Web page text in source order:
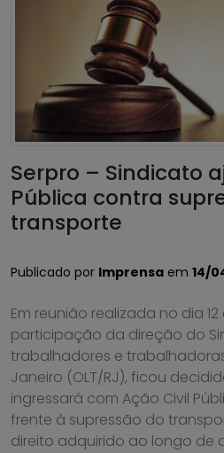
Serpro – Sindicato
Pública contra
transporte
Publicado por Imprensa em 14/
Em reunião realizada no dia
participação da direção do
trabalhadores e
Janeiro (OLT/RJ), ficou
ingressará com Ação Civil
frente à supressão do
direito adquirido ao longo de